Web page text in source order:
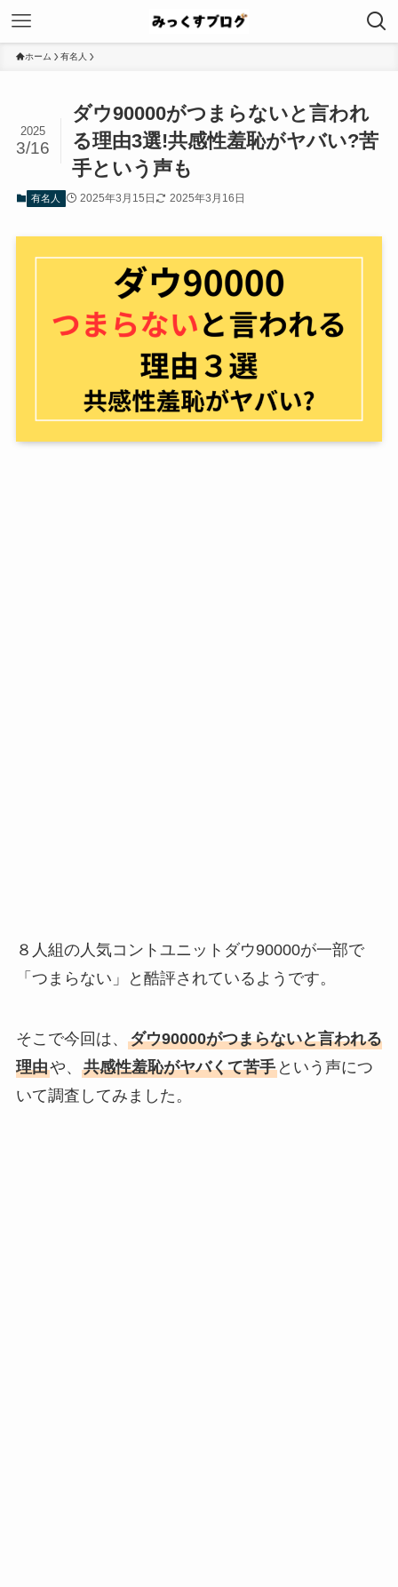
ホーム 有名人
ダウ90000がつまらないと言われ
る理由3選!共感性羞恥がヤバい?苦
手という声も
2025
3/16
有名人 2025年3月15日 2025年3月16日
８人組の人気コントユニットダウ90000が一部で
「つまらない」と酷評されているようです。
そこで今回は、 ダウ90000がつまらないと言われる
理由や、 共感性羞恥がヤバくて苦手という声につ
いて調査してみました。